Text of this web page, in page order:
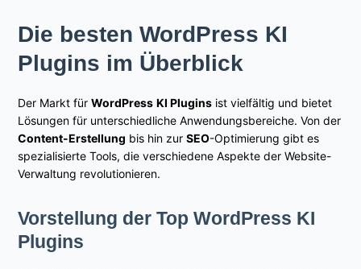
Die besten WordPress KI
Plugins im Überblick
Der Markt fürWordPress KI Plugins ist vielfältig und bietet
Lösungen für unterschiedliche Anwendungsbereiche. Von der
Content-Erstellung bis hin zurSEO-Optimierung gibt es
spezialisierte Tools, die verschiedene Aspekte der Website-
Verwaltung revolutionieren.
Vorstellung der Top WordPress KI
Plugins